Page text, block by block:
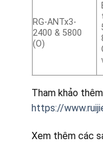
RG-ANTx3-
2400 & 5800
(O)
Tham khảo
https://
Xem thêm các